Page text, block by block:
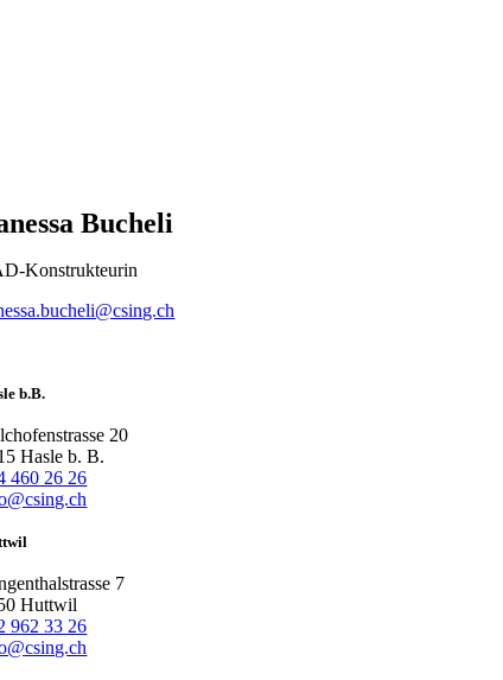
Bucheli
Konstrukteurin
b.B.
20
Hasle b. B.
460 26 26
7
Huttwil
962 33 26